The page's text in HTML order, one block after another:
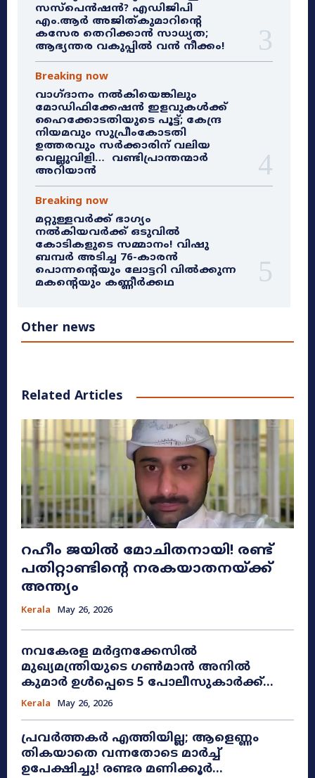
സസ്‌പെൻഷൻ? എഡിജിപി
എം.ആർ അജിത്കുമാറിൻ്റെ
കസേര തെറിക്കാൻ സാധ്യത;
ആഭ്യന്തര വകുപ്പിൽ വൻ നീക്കം!
Breaking now
വാഗ്ദാനം നൽകിയെങ്കിലും
മോഡിഫിക്കേഷൻ ഇളവുകൾക്ക്
ഹൈക്കോടതിയുടെ പൂട്ട്; കേന്ദ്ര
നിയമവും സുപ്രീംകോടതി
ഉത്തരവും സർക്കാരിന് വലിയ
വെല്ലുവിളി… വണ്ടിപ്രാന്തന്മാർ
അറിയാൻ
Breaking now
മറ്റുള്ളവർക്ക് ഭാഗ്യം
നൽകിയവർക്ക് ഒടുവിൽ
കോടികളുടെ സമ്മാനം! വിഷു
ബമ്പർ അടിച്ച 76-കാരൻ
പൊന്നന്റെയും ലോട്ടറി വിൽക്കുന്ന
മകന്റെയും കണ്ണീർക്കഥ
Other news
Related Articles
റഹീം ജയിൽ മോചിതനായി! രണ്ട്
പതിറ്റാണ്ടിന്റെ നരകയാതനയ്ക്ക്
അന്ത്യം
Kerala May 26, 2026
നവകേരള മർദ്ദനക്കേസിൽ
മുഖ്യമന്ത്രിയുടെ ഗൺമാൻ അനിൽ
കുമാർ ഉൾപ്പെടെ 5 പോലീസുകാർക്ക്...
Kerala May 26, 2026
പ്രവർത്തകർ എത്തിയില്ല; ആളെണ്ണം
തികയാതെ വന്നതോടെ മാർച്ച്
ഉപേക്ഷിച്ചു! രണ്ടര മണിക്കൂർ...